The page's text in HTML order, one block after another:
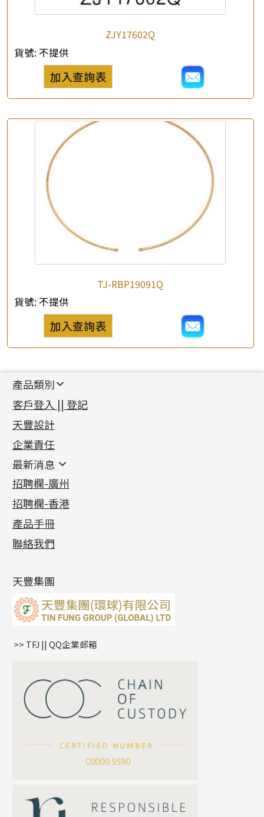
ZJY17602Q
貨號: 不提供
加入查詢表
TJ-RBP19091Q
貨號: 不提供
加入查詢表
公司名稱
產品類別
新產品
足金系列
足金配件
機織鏈系列
珠仔鏈
镶口链
管狀網鏈
十字車花鏈系列
十字閃O鏈系列
十字錘打鏈系列
側身車花鏈系列
側身鏈系列
雙十字鏈系列
水波鏈系列
蛇骨鏈系列
鏈尾系列
嘴唇鏈系列
S車花鏈系列
珍珠鏈系列
坦克鏈系列
滿天星鏈系列
方假繩鏈系列
首飾配件
耳環類配件
卷迫系列
螺絲迫系列
梅花迫系列
平臺迫系列
綫拍系列
美拍系列
耳環扣系列
耳綫/耳鈎系列
耳環爪頭
耳環
鏈類配件
動感車花吊墜
調節珠系列
生圈扣系列
龍蝦扣系列
鴨俐制系列
字母吊墜
相盒吊墜
項鏈吊墜
生肖吊墜
星座吊墜
珠扣
其他類配件
珠盤系列
袖口鈕系列
焊片及鐳射綫
空心車花管
珠類配件
無孔光身珠
空心光身珠
無孔批花珠
鑲口類
四爪頭系列
六爪頭系列
車花片
動感車花片
鑲口戒指
鑲口手鏈系列
首飾系列
手镯系列
戒指系列
空心耳環
空心车花管首饰链
空心手鐲系列
貴金屬原料
千足金
記憶金屬系列
記憶戒指
拉簧珠珠手鏈
記憶鈦手鐲
客戶登入 || 登記
天豐設計
企業責任
最新消息
最新消息
各項證書(2)
相片集(9)
展覽會資訊
最新產品資訊
招聘欄-廣州
招聘欄-香港
產品手冊
聯絡我們
天豐集團
>> TFJ || QQ企業郵箱